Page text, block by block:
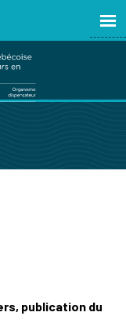
publication du